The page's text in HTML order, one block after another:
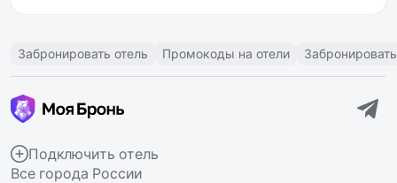
Забронировать отель Промокоды на отели
Подключить отель
Все города России